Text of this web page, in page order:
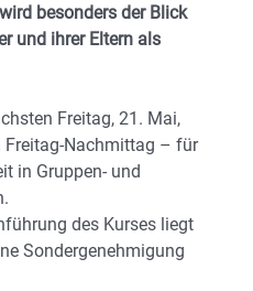
besonders der Blick
und ihrer Eltern als
Freitag, 21. Mai,
Nachmittag – für
in Gruppen- und
des Kurses liegt
Sondergenehmigung